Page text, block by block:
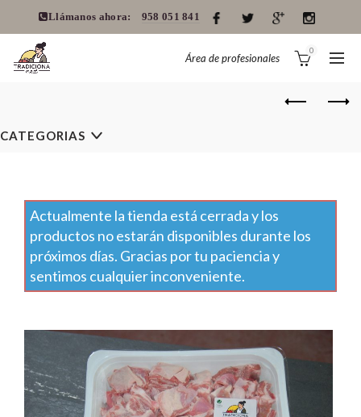
Llámanos ahora: 958 051 841
Área de profesionales
0
CATEGORIAS
Actualmente la tienda está cerrada y los
productos no estarán disponibles durante los
próximos días. Gracias por tu paciencia y
sentimos cualquier inconveniente.